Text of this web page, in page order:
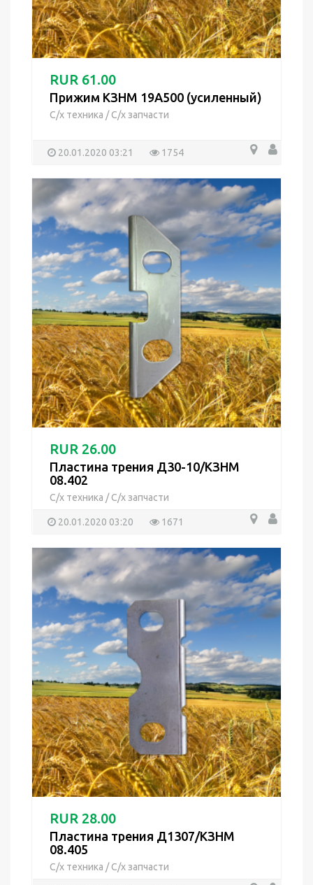
RUR 61.00
Прижим КЗНМ 19А500 (усиленный)
С/х техника /С/х запчасти
20.01.2020 03:21 1754
RUR 26.00
Пластина трения Д30-10/КЗНМ
08.402
С/х техника /С/х запчасти
20.01.2020 03:20 1671
RUR 28.00
Пластина трения Д1307/КЗНМ
08.405
С/х техника /С/х запчасти